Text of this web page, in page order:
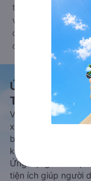
thời gian di
và tàu hoả. Hệ
các hãng máy
cho bạn di chuyển.
Ứng dụng đặt
Tàu hoả và
Vexere - ứng dụng
xe chất lượng cao,
bay và hãng tàu
khắp các tỉnh thành
Ứng dụng hiển thị
tiện ích giúp người